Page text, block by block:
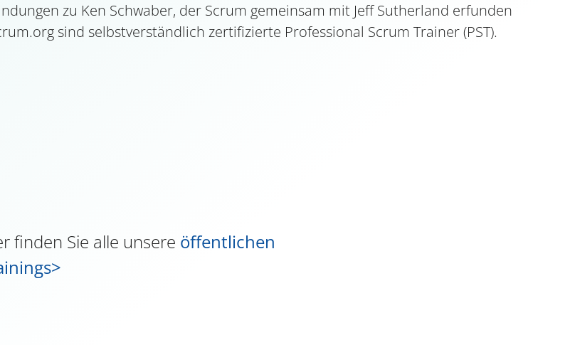
zu Ken Schwaber, der Scrum gemeinsam mit Jeff Sutherland erfunden
sind selbstverständlich zertifizierte Professional Scrum Trainer (PST).
finden Sie alle unsere öffentlichen